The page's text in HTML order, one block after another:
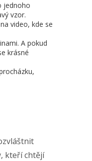
jednoho
vzor.
video, kde se
A pokud
krásné
kteří chtějí